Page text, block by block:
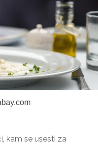
kam se usesti za